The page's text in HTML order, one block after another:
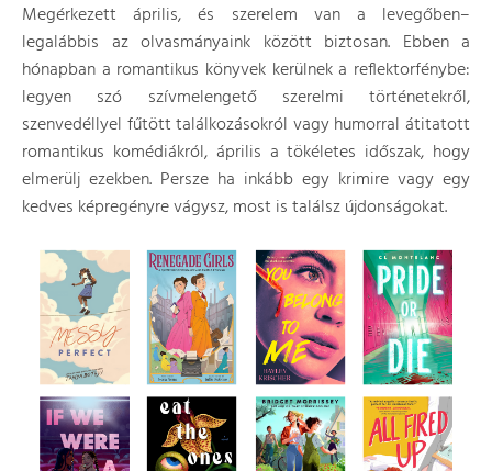
Megérkezett április, és szerelem van a levegőben–
legalábbis az olvasmányaink között biztosan. Ebben a
hónapban a romantikus könyvek kerülnek a reflektorfénybe:
legyen szó szívmelengető szerelmi történetekről,
szenvedéllyel fűtött találkozásokról vagy humorral átitatott
romantikus komédiákról, április a tökéletes időszak, hogy
elmerülj ezekben. Persze ha inkább egy krimire vagy egy
kedves képregényre vágysz, most is találsz újdonságokat.